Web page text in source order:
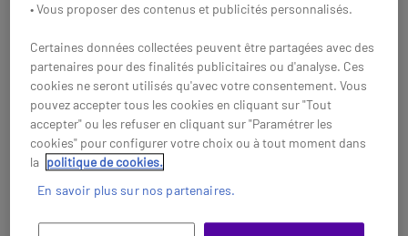
Repose pieds Robuste
Métal Professional
Series™ Fellowes
97,85 €
Android
avec barre vidéo 4K, écran 4K
• Vous proposer des contenus et publicités personnalisés.
Certaines données collectées peuvent être partagées avec des
partenaires pour des finalités publicitaires ou d'analyse. Ces
cookies ne seront utilisés qu'avec votre consentement. Vous
pouvez accepter tous les cookies en cliquant sur "Tout
accepter" ou les refuser en cliquant sur "Paramétrer les
cookies" pour configurer votre choix ou à tout moment dans
la politique de cookies.
En savoir plus sur nos partenaires.